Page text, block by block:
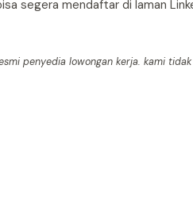
segera mendaftar di laman
penyedia lowongan kerja. kami